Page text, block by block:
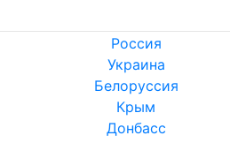
Россия
Украина
Белоруссия
Крым
Донбасс